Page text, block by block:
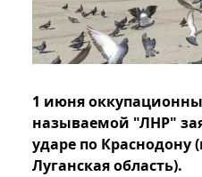
1 июня
называемой "ЛНР"
ударе по
Луганская область).